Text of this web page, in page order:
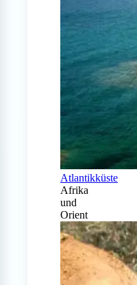
Atlantikküste
Afrika
und
Orient